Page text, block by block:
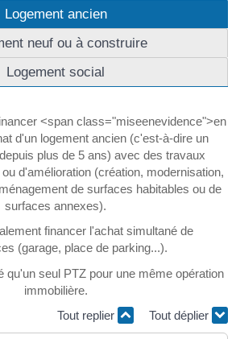
Logement ancien
neuf ou à construire
Logement social
<span class="miseenevidence">en
d'un logement ancien (c'est-à-dire un
plus de 5 ans) avec des travaux
d'amélioration (création, modernisation,
de surfaces habitables ou de
surfaces annexes).
financer l'achat simultané de
(garage, place de parking...).
qu'un seul PTZ pour une même opération
immobilière.
Tout replier
Tout déplier